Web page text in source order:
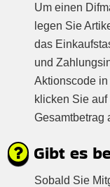
Um einen
legen Sie
das
und
Aktionscode
klicken Sie auf
Gesamtbetrag
Gibt es
Sobald Sie